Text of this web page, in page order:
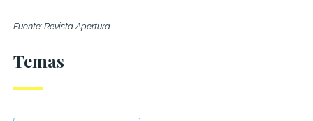
Fuente: Revista Apertura
Temas